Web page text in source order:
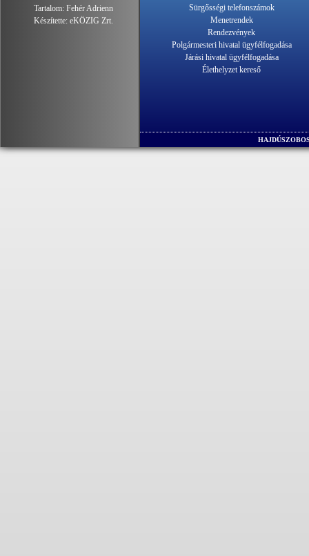
Tartalom: Fehér Adrienn
Készítette: eKÖZIG Zrt.
Sürgősségi telefonszámok
Menetrendek
Rendezvények
Polgármesteri hivatal ügyfélfogadása
Járási hivatal ügyfélfogadása
Élethelyzet kereső